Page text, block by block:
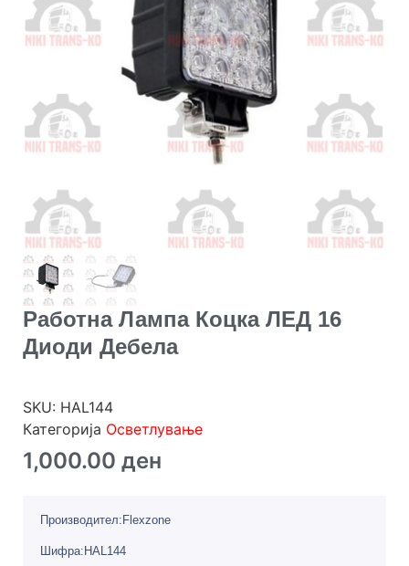
Работна Лампа Коцка ЛЕД 16
Диоди Дебела
SKU: HAL144
Категорија Осветлување
1,000.00 ден
Производител:Flexzone
Шифра:HAL144